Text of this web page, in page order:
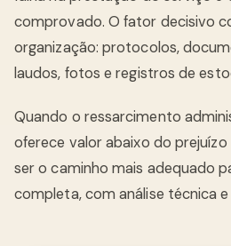
comprovado. O fator decisivo
organização: protocolos,
laudos, fotos e registros de
Quando o ressarcimento
oferece valor abaixo do prejuízo
ser o caminho mais adequado
completa, com análise técnica